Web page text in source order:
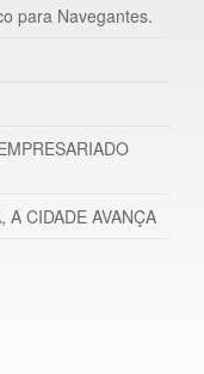
para Navegantes.
A CIDADE AVANÇA